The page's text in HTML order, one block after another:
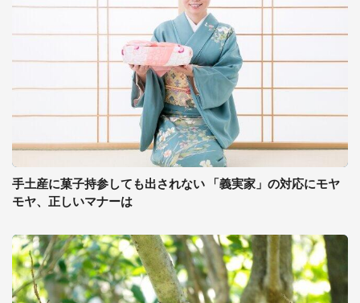
手土産に菓子持参しても出されない 「義実家」の対応にモヤ
モヤ、正しいマナーは